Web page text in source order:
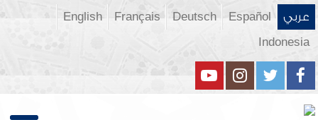
عربي Español
Deutsch
Français
English
Indonesia